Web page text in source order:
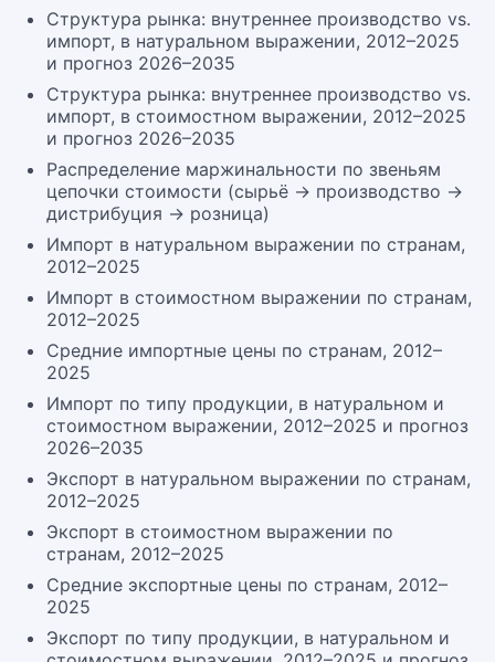
Структура рынка: внутреннее производство vs.
импорт, в натуральном выражении, 2012–2025
и прогноз 2026–2035
Структура рынка: внутреннее производство vs.
импорт, в стоимостном выражении, 2012–2025
и прогноз 2026–2035
Распределение маржинальности по звеньям
цепочки стоимости (сырьё → производство →
дистрибуция → розница)
Импорт в натуральном выражении по странам,
2012–2025
Импорт в стоимостном выражении по странам,
2012–2025
Средние импортные цены по странам, 2012–
2025
Импорт по типу продукции, в натуральном и
стоимостном выражении, 2012–2025 и прогноз
2026–2035
Экспорт в натуральном выражении по странам,
2012–2025
Экспорт в стоимостном выражении по
странам, 2012–2025
Средние экспортные цены по странам, 2012–
2025
Экспорт по типу продукции, в натуральном и